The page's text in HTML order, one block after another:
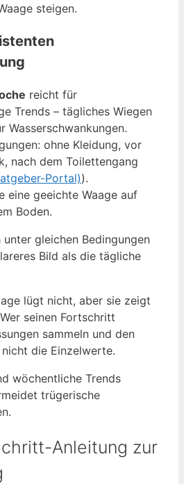
steigen.
reicht für
Trends – tägliches Wiegen
Wasserschwankungen.
ohne Kleidung, vor
nach dem Toilettengang
Portal)).
eine geeichte Waage auf
Boden.
gleichen Bedingungen
Bild als die tägliche
lügt nicht, aber sie zeigt
seinen Fortschritt
sammeln und den
die Einzelwerte.
wöchentliche Trends
trügerische
Anleitung zur